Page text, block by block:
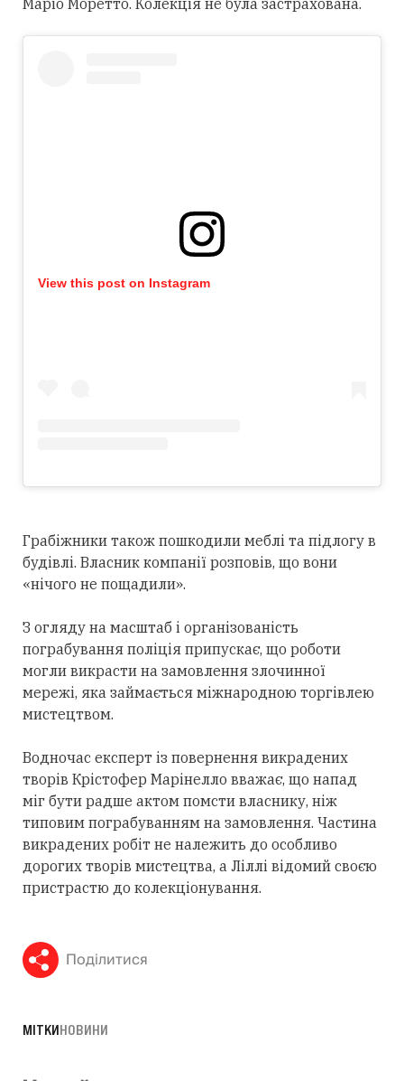
View this post on Instagram
Грабіжники також пошкодили меблі та підлогу в
будівлі. Власник компанії розповів, що вони
«нічого не пощадили».
З огляду на масштаб і організованість
пограбування поліція припускає, що роботи
могли викрасти на замовлення злочинної
мережі, яка займається міжнародною торгівлею
мистецтвом.
Водночас експерт із повернення викрадених
творів Крістофер Марінелло вважає, що напад
міг бути радше актом помсти власнику, ніж
типовим пограбуванням на замовлення. Частина
викрадених робіт не належить до особливо
дорогих творів мистецтва, а Ліллі відомий своєю
пристрастю до колекціонування.
Поділитися
МІТКИНОВИНИ